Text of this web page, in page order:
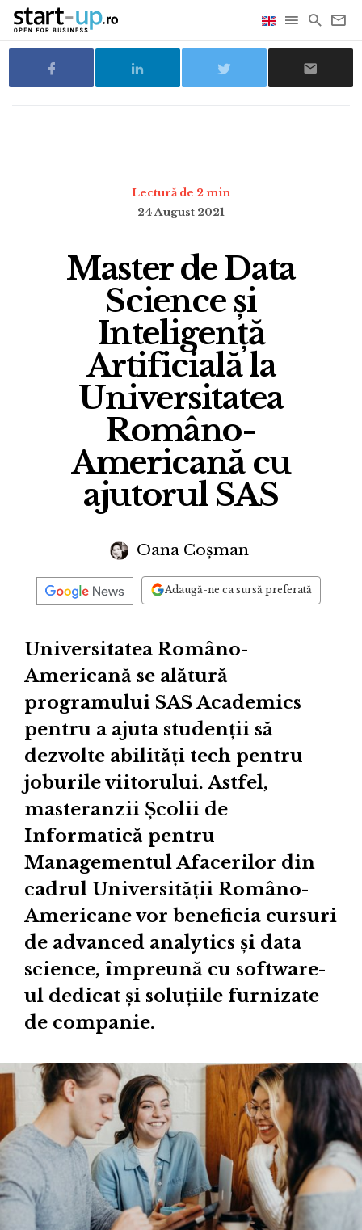
Lectură de 2 min
24 August 2021
Master de Data
Science și
Inteligență
Artificială la
Universitatea
Româno-
Americană cu
ajutorul SAS
Oana Coșman
Adaugă-ne ca sursă preferată
Universitatea Româno-
Americană se alătură
programului SAS Academics
pentru a ajuta studenții să
dezvolte abilități tech pentru
joburile viitorului. Astfel,
masteranzii Școlii de
Informatică pentru
Managementul Afacerilor din
cadrul Universității Româno-
Americane vor beneficia cursuri
de advanced analytics și data
science, împreună cu software-
ul dedicat și soluțiile furnizate
de companie.